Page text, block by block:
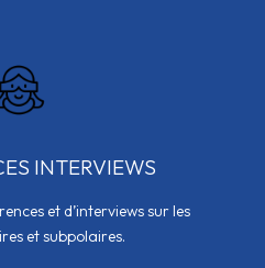
INTERVIEWS
et d’interviews sur les
et subpolaires.